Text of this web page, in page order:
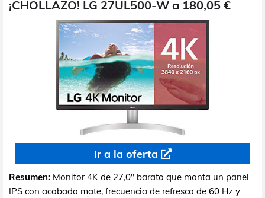
¡CHOLLAZO! LG 27UL500-W a 180,05 €
Ir a la oferta
Resumen: Monitor 4K de 27,0" barato que monta un panel
IPS con acabado mate, frecuencia de refresco de 60 Hz y